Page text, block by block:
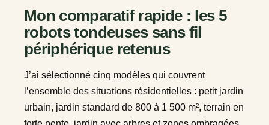
Mon comparatif rapide : les 5
robots tondeuses sans fil
périphérique retenus
J’ai sélectionné cinq modèles qui couvrent
l’ensemble des situations résidentielles : petit jardin
urbain, jardin standard de 800 à 1 500 m², terrain en